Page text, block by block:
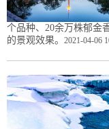
个品种、20余万株郁金
的景观效果。 2021-04-06